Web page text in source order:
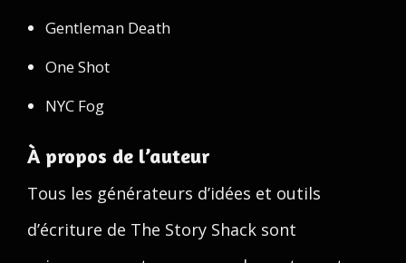
Gentleman Death
One Shot
NYC Fog
À propos de l’auteur
Tous les générateurs d’idées et outils
d’écriture de The Story Shack sont